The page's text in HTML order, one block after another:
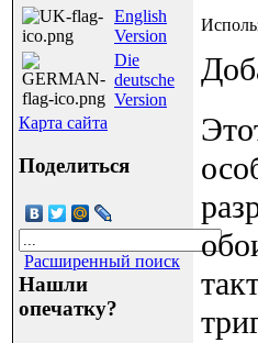
English
Version
Die
deutsche
Version
Карта сайта
Поделиться
Расширенный поиск
Нашли
опечатку?